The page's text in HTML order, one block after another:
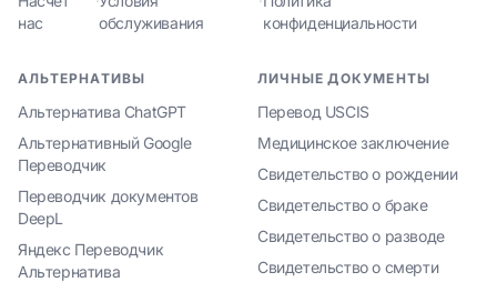
нас
обслуживания
конфиденциальности
АЛЬТЕРНАТИВЫ
Альтернатива ChatGPT
Альтернативный Google
Переводчик
Переводчик документов
DeepL
Яндекс Переводчик
Альтернатива
ЛИЧНЫЕ ДОКУМЕНТЫ
Перевод USCIS
Медицинское заключение
Свидетельство о рождении
Свидетельство о браке
Свидетельство о разводе
Свидетельство о смерти